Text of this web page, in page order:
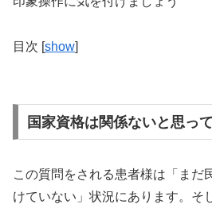
目次 [show]
国家資格は関係ないと思っ
この質問をされる患者様は「まだ
けていない」状況にあります。そ